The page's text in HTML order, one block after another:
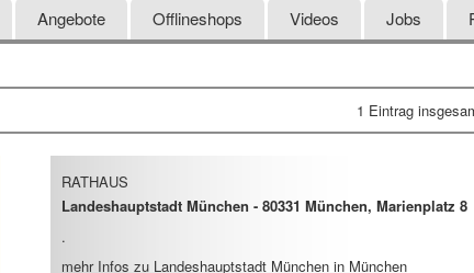
Angebote Offlineshops Videos Jobs
1 Eintrag
RATHAUS
Landeshauptstadt München - 80331 München, Marienplatz 8
.
mehr Infos zu Landeshauptstadt München in München